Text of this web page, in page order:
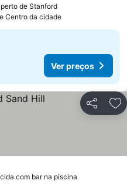
de Stanford
Centro da cidade
Ver preços
Partilhar
com bar na piscina